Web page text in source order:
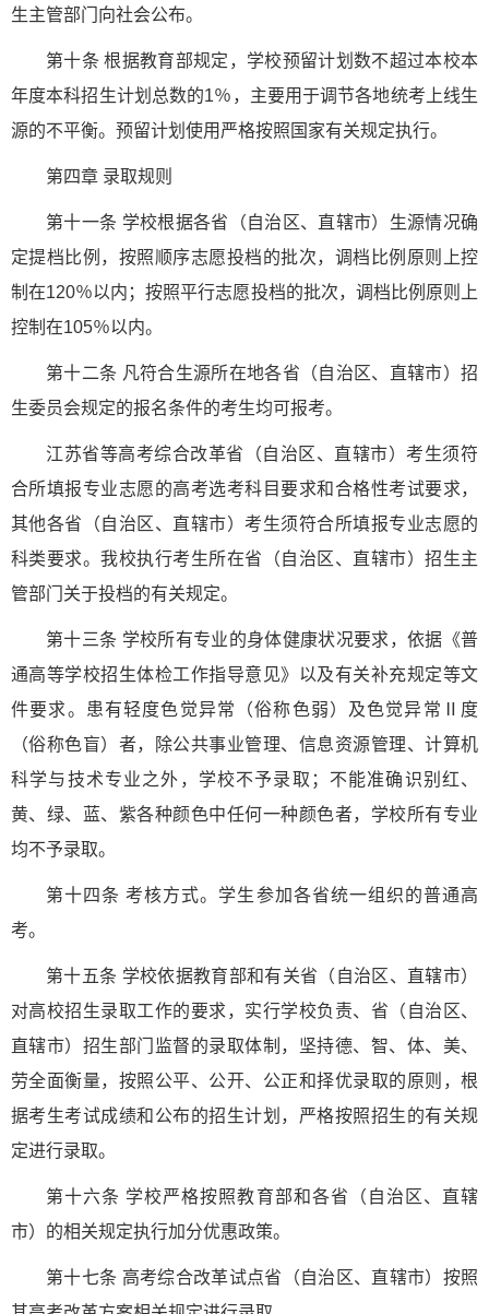
生主管部门向社会公布。
第十条 根据教育部规定，学校预留计划数不超过本校本
年度本科招生计划总数的1％，主要用于调节各地统考上线生
源的不平衡。预留计划使用严格按照国家有关规定执行。
第四章 录取规则
第十一条 学校根据各省（自治区、直辖市）生源情况确
定提档比例，按照顺序志愿投档的批次，调档比例原则上控
制在120％以内；按照平行志愿投档的批次，调档比例原则上
控制在105％以内。
第十二条 凡符合生源所在地各省（自治区、直辖市）招
生委员会规定的报名条件的考生均可报考。
江苏省等高考综合改革省（自治区、直辖市）考生须符
合所填报专业志愿的高考选考科目要求和合格性考试要求，
其他各省（自治区、直辖市）考生须符合所填报专业志愿的
科类要求。我校执行考生所在省（自治区、直辖市）招生主
管部门关于投档的有关规定。
第十三条 学校所有专业的身体健康状况要求，依据《普
通高等学校招生体检工作指导意见》以及有关补充规定等文
件要求。患有轻度色觉异常（俗称色弱）及色觉异常Ⅱ度
（俗称色盲）者，除公共事业管理、信息资源管理、计算机
科学与技术专业之外，学校不予录取；不能准确识别红、
黄、绿、蓝、紫各种颜色中任何一种颜色者，学校所有专业
均不予录取。
第十四条 考核方式。学生参加各省统一组织的普通高
考。
第十五条 学校依据教育部和有关省（自治区、直辖市）
对高校招生录取工作的要求，实行学校负责、省（自治区、
直辖市）招生部门监督的录取体制，坚持德、智、体、美、
劳全面衡量，按照公平、公开、公正和择优录取的原则，根
据考生考试成绩和公布的招生计划，严格按照招生的有关规
定进行录取。
第十六条 学校严格按照教育部和各省（自治区、直辖
市）的相关规定执行加分优惠政策。
第十七条 高考综合改革试点省（自治区、直辖市）按照